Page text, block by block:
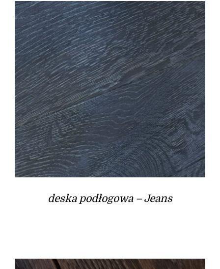
deska podłogowa – Jeans